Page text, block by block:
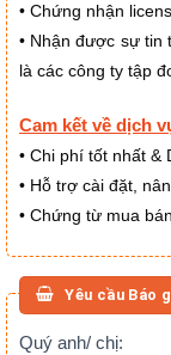
• Chứng nhận
• Nhận được sự tin
là các công ty tập
Cam kết về dịch
• Chi phí tốt nhất &
• Hỗ trợ cài đặt,
• Chứng từ mua
Yêu cầu Báo
BÁO
Quý anh/ chị:
If